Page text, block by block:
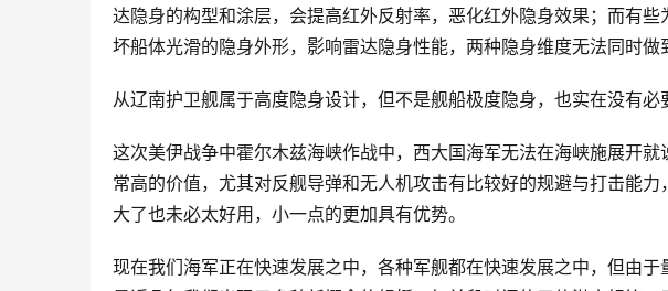
达隐身的构型和涂层，会提高红外反射率，恶化红外隐身效果；而有
坏船体光滑的隐身外形，影响雷达隐身性能，两种隐身维度无法同时做
从辽南护卫舰属于高度隐身设计，但不是舰船极度隐身，也实在没有必
这次美伊战争中霍尔木兹海峡作战中，西大国海军无法在海峡施展开
常高的价值，尤其对反舰导弹和无人机攻击有比较好的规避与打击能
大了也未必太好用，小一点的更加具有优势。
现在我们海军正在快速发展之中，各种军舰都在快速发展之中，但由